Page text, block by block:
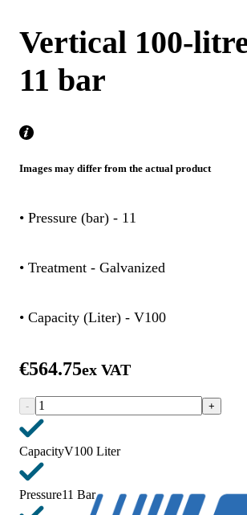
Vertical 100-
11 bar
Images may differ from the actual product
• Pressure (bar) - 11
• Treatment - Galvanized
• Capacity (Liter) - V100
€564.75ex VAT
- +
CapacityV100 Liter
Pressure11 Bar